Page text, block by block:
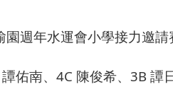
園週年水運會小學接力邀請
佑南、4C 陳俊希、3B 譚